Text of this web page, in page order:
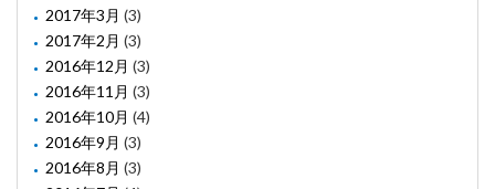
2017年3月 (3)
2017年2月 (3)
2016年12月 (3)
2016年11月 (3)
2016年10月 (4)
2016年9月 (3)
2016年8月 (3)